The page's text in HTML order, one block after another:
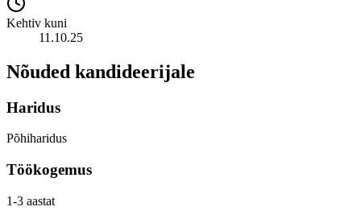
Kehtiv kuni
11.10.25
Nõuded kandideerijale
Haridus
Põhiharidus
Töökogemus
1-3 aastat